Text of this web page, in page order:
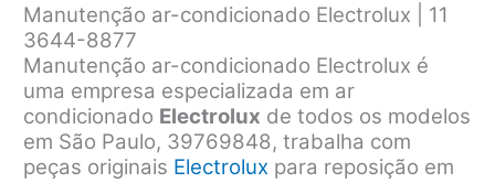
Manutenção ar-condicionado Electrolux | 11
3644-8877
Manutenção ar-condicionado Electrolux é
uma empresa especializada em ar
condicionado Electrolux de todos os modelos
em São Paulo, 39769848, trabalha com
peças originais Electrolux para reposição em